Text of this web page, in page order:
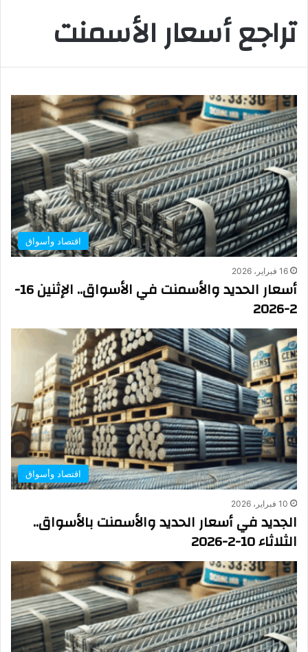
تراجع أسعار الأسمنت
اقتصاد وأسواق
16 فبراير، 2026
أسعار الحديد والأسمنت في الأسواق.. الإثنين 16-
2-2026
اقتصاد وأسواق
10 فبراير، 2026
الجديد في أسعار الحديد والأسمنت بالأسواق..
الثلاثاء 10-2-2026